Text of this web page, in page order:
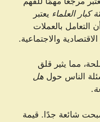
كبار العلماء يعتبر
التعامل بالعملات
والاجتماعية.
مما يثير قلق
الناس حول هل
.
شائعة جدًا. قيمة